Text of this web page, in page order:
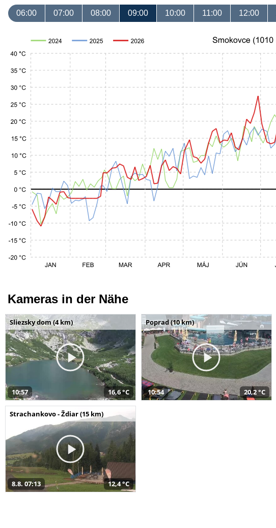
06:00 07:00 08:00 09:00 10:00 11:00 12:00
Kameras in der Nähe
Sliezsky dom (4 km)
10:57 16,6 °C
Poprad (10 km)
10:54 20,2 °C
Strachankovo - Ždiar (15 km)
8.8. 07:13 12,4 °C